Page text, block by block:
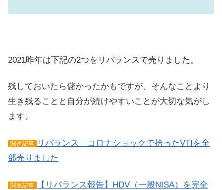
2021昨年は下記の2つをリバランスで売りました。
残しておいたら儲かったかもですが、そんなことより
生き残ることと自分が続けやすいことが大切な気がし
ます。
関連記事
リバランス｜コロナショックで拾ったVTIを全
部売りました
関連記事
【リバランス報告】HDV（一般NISA）を完全